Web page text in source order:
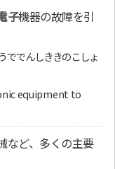
子機器の故障を引
ででんしききのこしょ
equipment to
など、多くの主要